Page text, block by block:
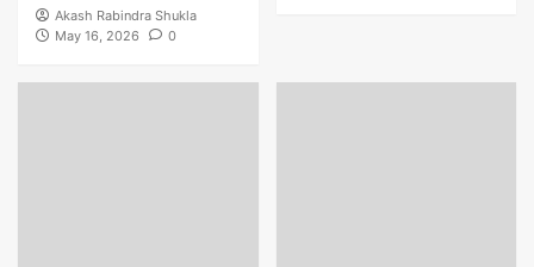
Akash Rabindra Shukla
May 16, 2026
0